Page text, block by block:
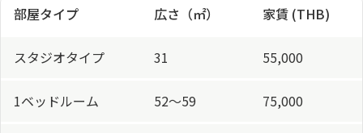
部屋タイプ 広さ（㎡） 家賃 (THB)
スタジオタイプ 31 55,000
1ベッドルーム 52〜59 75,000